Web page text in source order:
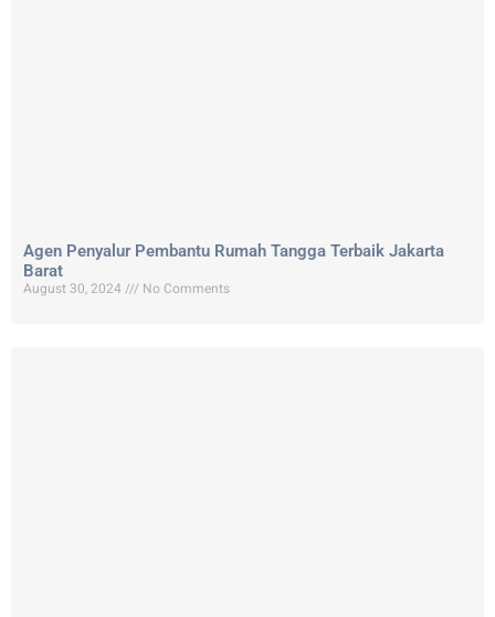
Agen Penyalur Pembantu Rumah Tangga Terbaik Jakarta
Barat
August 30, 2024
No Comments